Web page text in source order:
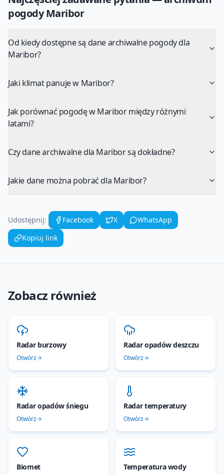
pogodyMaribor
Od kiedy dostępne są dane archiwalne pogody dla
Maribor?
Jaki klimat panuje w Maribor?
Jak porównać pogodę w Maribor między różnymi
latami?
Czy dane archiwalne dla Maribor są dokładne?
Jakie dane można pobrać dla Maribor?
Udostępnij: Facebook X
WhatsApp
Kopiuj link
Zobacz również
Radar burzowy
Otwórz
Radar opadów deszczu
Otwórz
Radar opadów śniegu
Otwórz
Radar temperatury
Otwórz
Biomet Temperatura wody